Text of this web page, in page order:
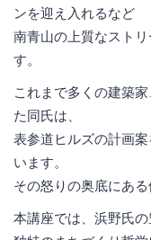
ンを迎え入れるなど
南青山の上質なスト
す。
これまで多くの建築
た同氏は、
表参道ヒルズの計画
います。
その怒りの奥底にある
本講座では、浜野氏の